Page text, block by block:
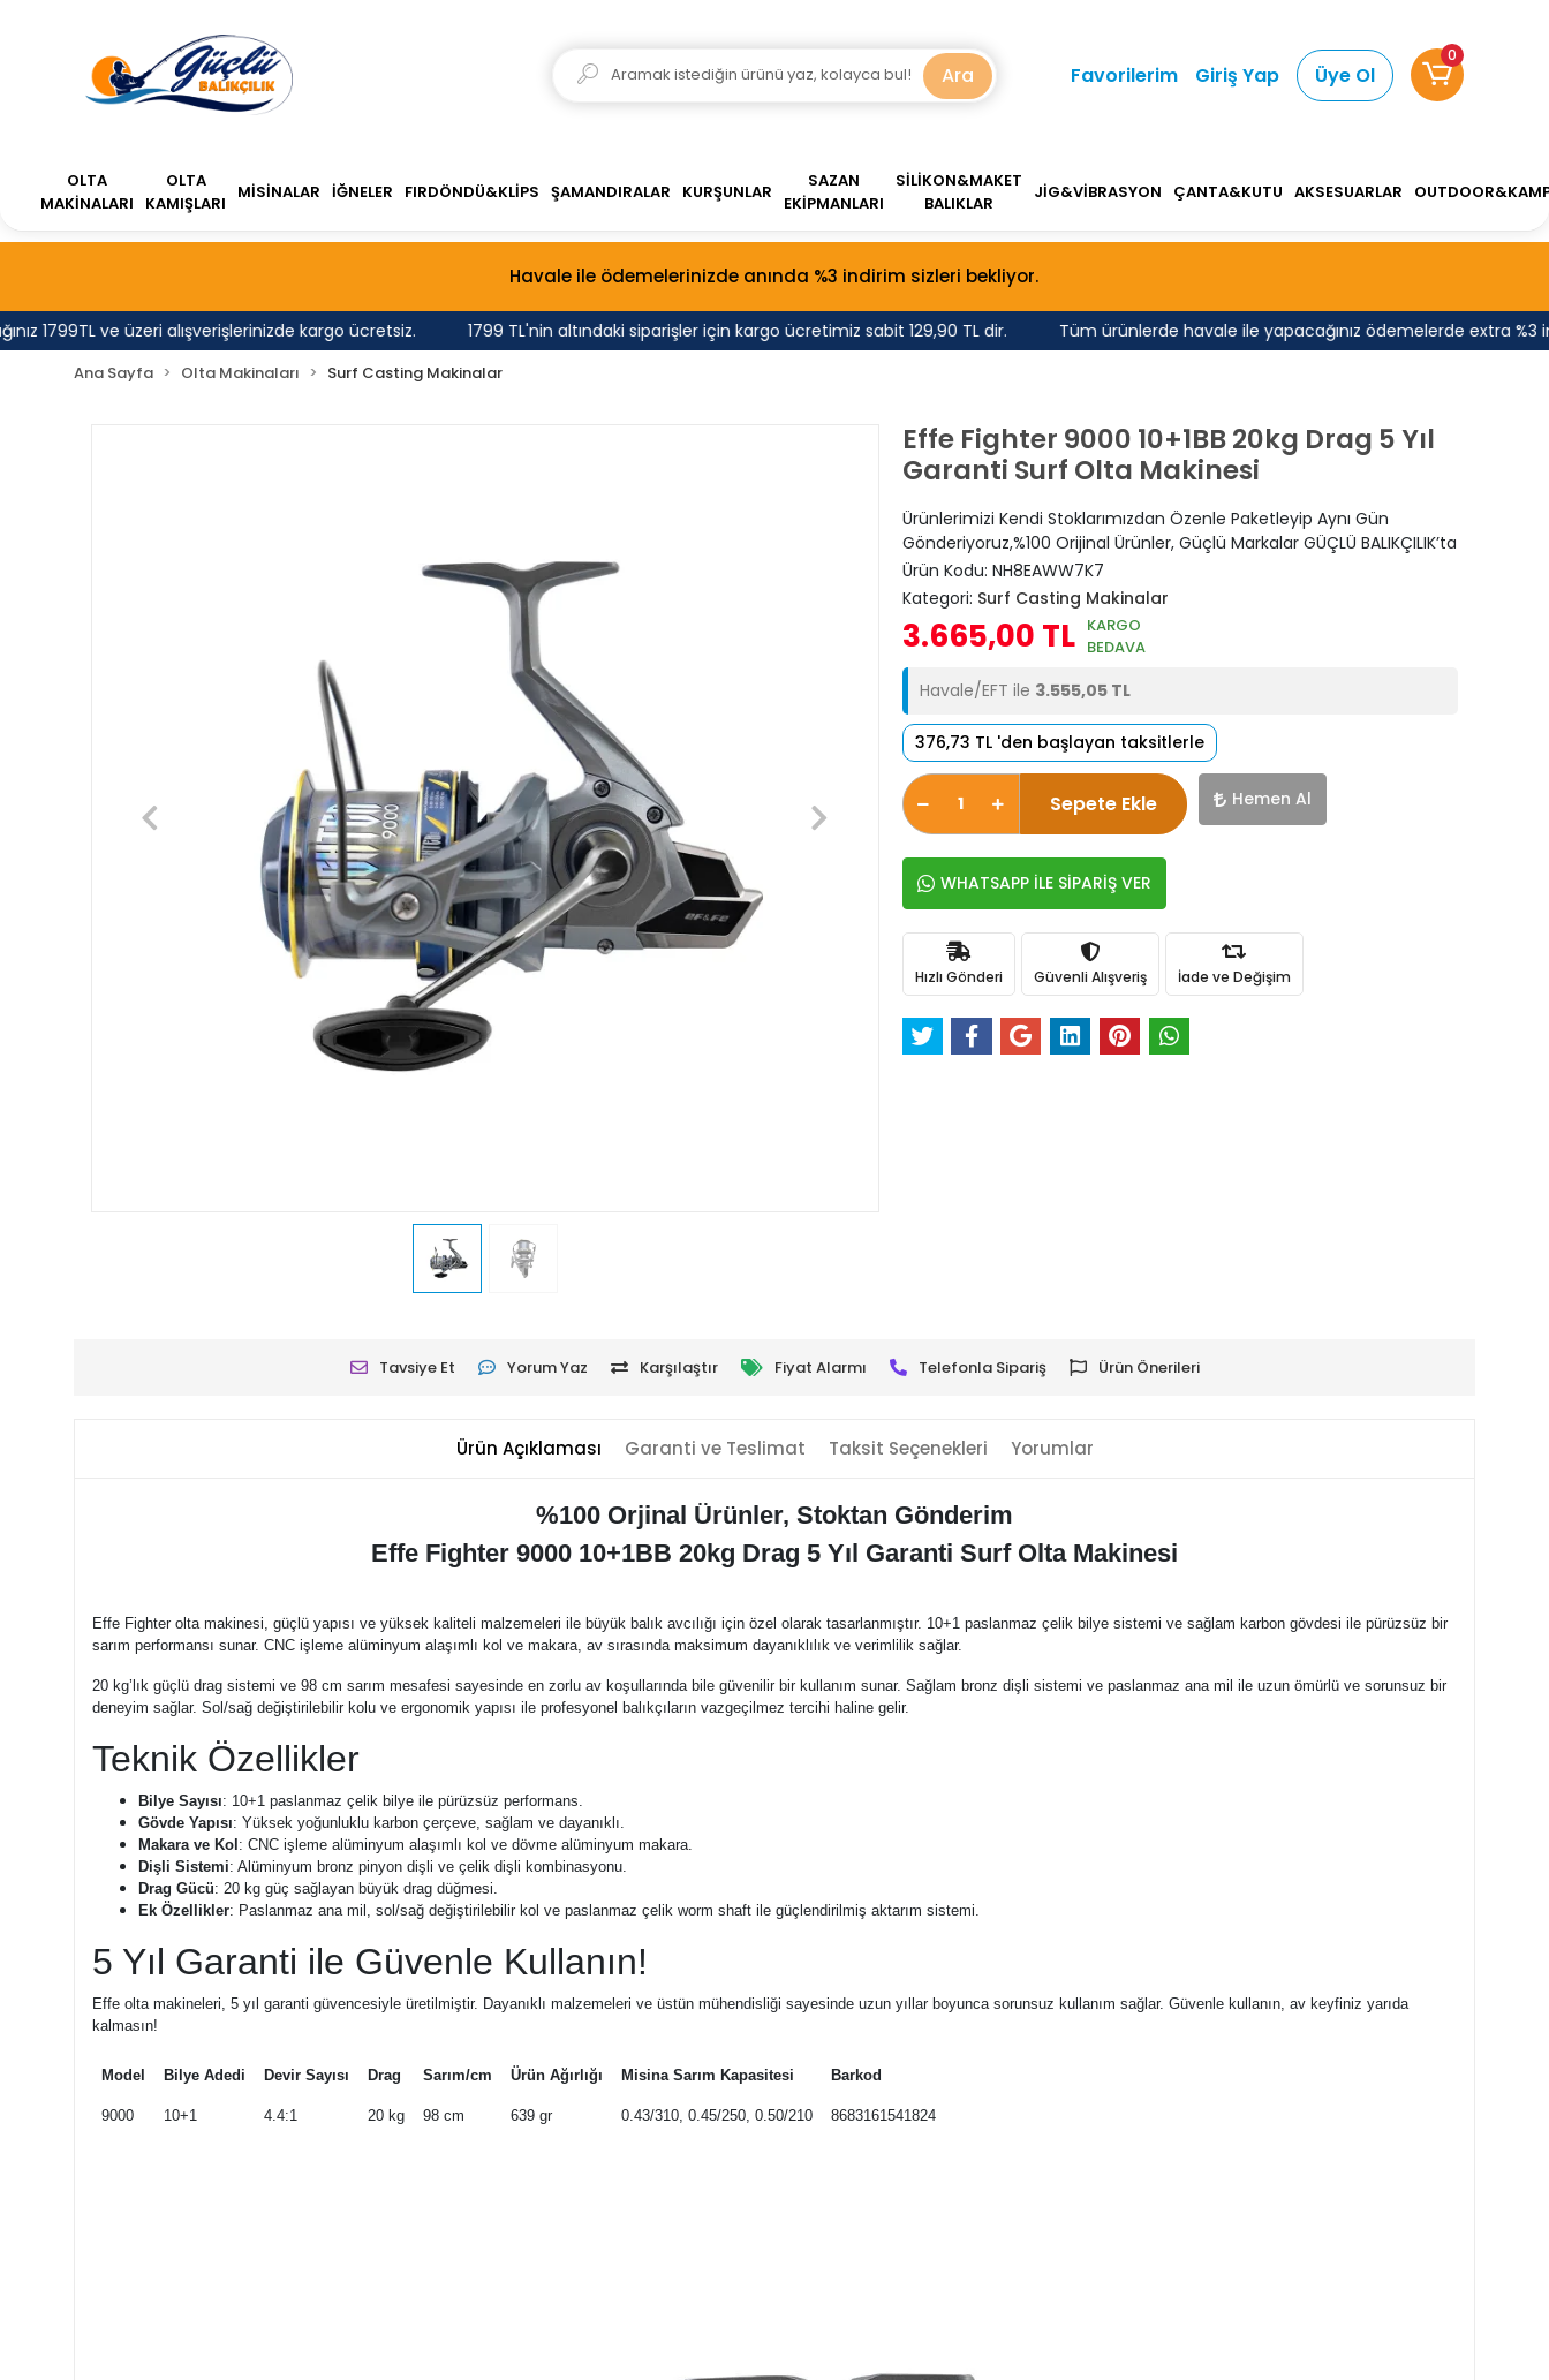
Havale ile ödemelerinizde anında %3 indirim sizleri bekliyor.
ve üzeri alışverişlerinizde kargo ücretsiz. 1799 TL'nin altındaki siparişler için kargo ücretimiz sabit 129,90 TL dir. Tüm ürünlerde havale ile yapacağınız ödemelerde extra %3
Ara Favorilerim Giriş Yap Üye Ol
0
OLTA
MAKİNALARI
OLTA
KAMIŞLARI
MİSİNALAR İĞNELER FIRDÖNDÜ&KLİPS ŞAMANDIRALAR KURŞUNLAR
SAZAN
EKİPMANLARI
SİLİKON&MAKET
BALIKLAR
JİG&VİBRASYON ÇANTA&KUTU AKSESUARLAR
Ana Sayfa Olta Makinaları Surf Casting Makinalar
Effe Fighter 9000 10+1BB 20kg Drag 5 Yıl
Garanti Surf Olta Makinesi
Ürünlerimizi Kendi Stoklarımızdan Özenle Paketleyip Aynı Gün
Gönderiyoruz,%100 Orijinal Ürünler, Güçlü Markalar GÜÇLÜ BALIKÇILIK’ta
Ürün Kodu: NH8EAWW7K7
Kategori: Surf Casting Makinalar
3.665,00 TL
KARGO
BEDAVA
Havale/EFT ile 3.555,05 TL
376,73 TL 'den başlayan taksitlerle
Sepete Ekle Hemen Al
WHATSAPP İLE SİPARİŞ VER
Hızlı Gönderi Güvenli Alışveriş İade ve Değişim
Tavsiye Et Yorum Yaz Karşılaştır Fiyat Alarmı Telefonla Sipariş Ürün Önerileri
Ürün Açıklaması Garanti ve Teslimat Taksit Seçenekleri Yorumlar
%100 Orjinal Ürünler, Stoktan Gönderim
Effe Fighter 9000 10+1BB 20kg Drag 5 Yıl Garanti Surf Olta Makinesi
Effe Fighter olta makinesi, güçlü yapısı ve yüksek kaliteli malzemeleri ile büyük balık avcılığı için özel olarak tasarlanmıştır. 10+1 paslanmaz çelik bilye sistemi ve sağlam karbon gövdesi ile pürüzsüz bir
sarım performansı sunar. CNC işleme alüminyum alaşımlı kol ve makara, av sırasında maksimum dayanıklılık ve verimlilik sağlar.
20 kg’lık güçlü drag sistemi ve 98 cm sarım mesafesi sayesinde en zorlu av koşullarında bile güvenilir bir kullanım sunar. Sağlam bronz dişli sistemi ve paslanmaz ana mil ile uzun ömürlü ve sorunsuz bir
deneyim sağlar. Sol/sağ değiştirilebilir kolu ve ergonomik yapısı ile profesyonel balıkçıların vazgeçilmez tercihi haline gelir.
Teknik Özellikler
Bilye Sayısı: 10+1 paslanmaz çelik bilye ile pürüzsüz performans.
Gövde Yapısı: Yüksek yoğunluklu karbon çerçeve, sağlam ve dayanıklı.
Makara ve Kol : CNC işleme alüminyum alaşımlı kol ve dövme alüminyum makara.
Dişli Sistemi: Alüminyum bronz pinyon dişli ve çelik dişli kombinasyonu.
Drag Gücü: 20 kg güç sağlayan büyük drag düğmesi.
Ek Özellikler: Paslanmaz ana mil, sol/sağ değiştirilebilir kol ve paslanmaz çelik worm shaft ile güçlendirilmiş aktarım sistemi.
5 Yıl Garanti ile Güvenle Kullanın!
Effe olta makineleri, 5 yıl garanti güvencesiyle üretilmiştir. Dayanıklı malzemeleri ve üstün mühendisliği sayesinde uzun yıllar boyunca sorunsuz kullanım sağlar. Güvenle kullanın, av keyfiniz yarıda
kalmasın!
Model Bilye Adedi Devir Sayısı Drag Sarım/cm Ürün Ağırlığı Misina Sarım Kapasitesi Barkod
9000 10+1 4.4:1 20 kg 98 cm 639 gr 0.43/310, 0.45/250, 0.50/210 8683161541824